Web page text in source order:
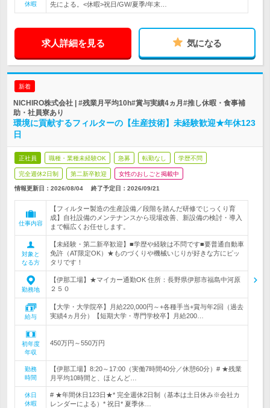
休暇
先による。<休暇>祝日/GW/夏季/年末…
求人詳細を見る 気になる
新着
NICHIRO株式会社 | #残業月平均10h#賞与実績4ヵ月#推し休暇・食事補
助・社員寮あり
環境に貢献するフィルターの【生産技術】未経験歓迎★年休123
日
正社員 職種・業種未経験OK 急募 転勤なし 学歴不問
完全週休2日制 第二新卒歓迎 女性のおしごと掲載中
情報更新日：2026/08/04 終了予定日： 2026/09/21
仕事内容
【フィルター製造の生産設備／段階を踏んだ研修でじっくり育
成】自社設備のメンテナンスから現場改善、新設備の検討・導入
まで幅広くお任せします。
対象と
なる方
【未経験・第二新卒歓迎】■学歴や経験は不問です■要普通自動車
免許（AT限定OK）★ものづくりや機械いじりが好きな方にピッ
タリです！
勤務地
【伊那工場】★マイカー通勤OK 住所：長野県伊那市福島中河原
２５０
給与
【大学・大学院卒】月給220,000円～+各種手当+賞与年2回（過去
実績4ヵ月分）【短期大学・専門学校卒】月給200…
初年度
年収
450万円～550万円
勤務
時間
【伊那工場】8:20～17:00（実働7時間40分／休憩60分）# ★残業
月平均10時間と、ほとんど…
休日
休暇
# ★年間休日123日★* 完全週休2日制（基本は土日休み※会社カ
レンダーによる）* 祝日* 夏季休…